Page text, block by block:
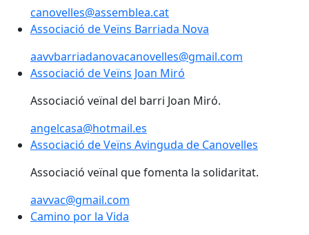
canovelles@assemblea.cat
Associació de Veïns Barriada Nova
aavvbarriadanovacanovelles@gmail.com
Associació de Veïns Joan Miró
Associació de Veïns Joan Miró
Associació veïnal del barri Joan Miró.
angelcasa@hotmail.es
Associació de Veïns Avinguda de Canovelles
Associació de Veïns Avinguda de Canovelles
Associació veïnal que fomenta la solidaritat.
aavvac@gmail.com
Camino por la Vida